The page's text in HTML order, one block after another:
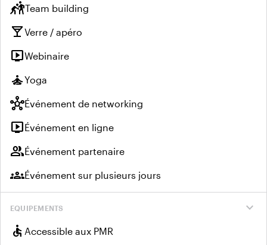
sports_kabaddiTeam building
local_barVerre / apéro
live_tvWebinaire
self_improvementYoga
hubÉvénement de networking
live_tvÉvénement en ligne
groupÉvénement partenaire
groupsÉvénement sur plusieurs jours
expand_more
EQUIPEMENTS
accessible Accessible aux PMR